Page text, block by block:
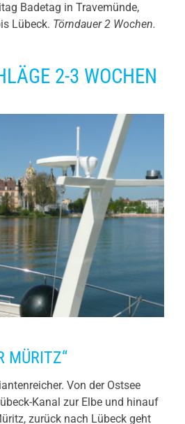
Badetag in Travemünde,
Lübeck. Törndauer 2 Wochen.
2-3 WOCHEN
MÜRITZ“
Von der Ostsee
Kanal zur Elbe und hinauf
zurück nach Lübeck geht